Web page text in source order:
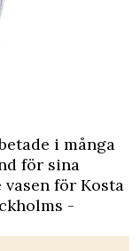
i många
för sina
för Kosta